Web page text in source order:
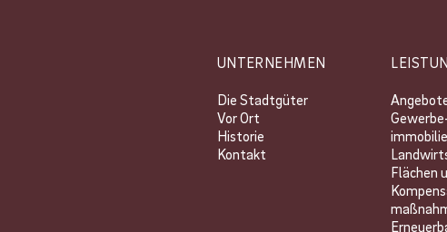
UNTERNEHMEN
Die Stadtgüter
Vor Ort
Historie
Kontakt
Flächen